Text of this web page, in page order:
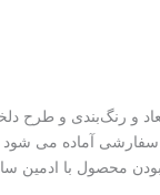
سفارشی آماده می
محصول با ادمین